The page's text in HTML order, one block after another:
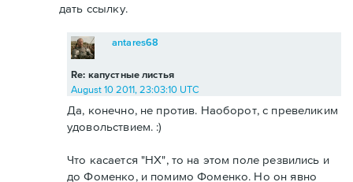
дать ссылку.
Re: капустные листья
antares68
August 10 2011, 23:03:10 UTC
Да, конечно, не против. Наоборот, с превеликим
удовольствием. :)
Что касается "НХ", то на этом поле резвились и
до Фоменко, и помимо Фоменко. Но он явно